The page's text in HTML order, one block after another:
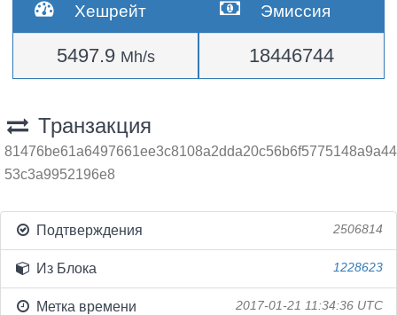
Хешрейт
5497.9 Mh/s
Эмиссия
18446744
Транзакция
81476be61a6497661ee3c8108a2dda20c56b6f5775148a9a44
53c3a9952196e8
Подтверждения 2506814
Из Блока 1228623
Метка времени 2017-01-21 11:34:36 UTC